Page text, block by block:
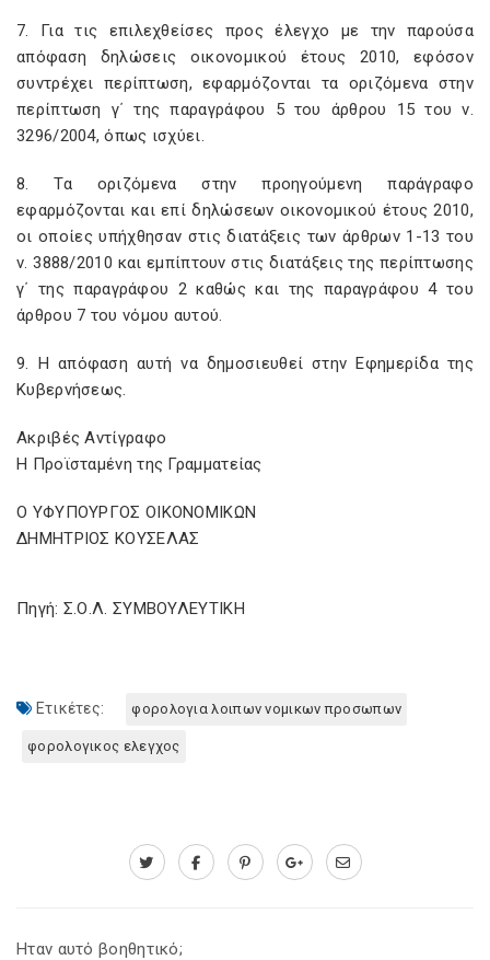
7. Για τις επιλεχθείσες προς έλεγχο με την παρούσα
απόφαση δηλώσεις οικονομικού έτους 2010, εφόσον
συντρέχει περίπτωση, εφαρμόζονται τα οριζόμενα στην
περίπτωση γ΄ της παραγράφου 5 του άρθρου 15 του ν.
3296/2004, όπως ισχύει.
8. Τα οριζόμενα στην προηγούμενη παράγραφο
εφαρμόζονται και επί δηλώσεων οικονομικού έτους 2010,
οι οποίες υπήχθησαν στις διατάξεις των άρθρων 1-13 του
ν. 3888/2010 και εμπίπτουν στις διατάξεις της περίπτωσης
γ΄ της παραγράφου 2 καθώς και της παραγράφου 4 του
άρθρου 7 του νόμου αυτού.
9. Η απόφαση αυτή να δημοσιευθεί στην Εφημερίδα της
Κυβερνήσεως.
Ακριβές Αντίγραφο
Η Προϊσταμένη της Γραμματείας
Ο ΥΦΥΠΟΥΡΓΟΣ ΟΙΚΟΝΟΜΙΚΩΝ
ΔΗΜΗΤΡΙΟΣ ΚΟΥΣΕΛΑΣ
Πηγή: Σ.Ο.Λ. ΣΥΜΒΟΥΛΕΥΤΙΚΗ
Ετικέτες: φορολογια λοιπων νομικων προσωπων
φορολογικος ελεγχος
Ηταν αυτό βοηθητικό;